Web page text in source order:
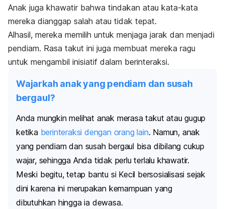
Anak juga khawatir bahwa tindakan atau kata-kata
mereka dianggap salah atau tidak tepat.
Alhasil, mereka memilih untuk menjaga jarak dan menjadi
pendiam. Rasa takut ini juga membuat mereka ragu
untuk mengambil inisiatif dalam berinteraksi.
Wajarkah anak yang pendiam dan susah
bergaul?
Anda mungkin melihat anak merasa takut atau gugup
ketika berinteraksi dengan orang lain. Namun, anak
yang pendiam dan susah bergaul bisa dibilang cukup
wajar, sehingga Anda tidak perlu terlalu khawatir.
Meski begitu, tetap bantu si Kecil bersosialisasi sejak
dini karena ini merupakan kemampuan yang
dibutuhkan hingga ia dewasa.